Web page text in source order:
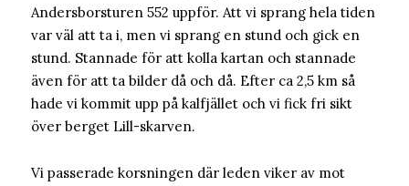
Andersborsturen 552 uppför. Att vi sprang hela tiden
var väl att ta i, men vi sprang en stund och gick en
stund. Stannade för att kolla kartan och stannade
även för att ta bilder då och då. Efter ca 2,5 km så
hade vi kommit upp på kalfjället och vi fick fri sikt
över berget Lill-skarven.
Vi passerade korsningen där leden viker av mot